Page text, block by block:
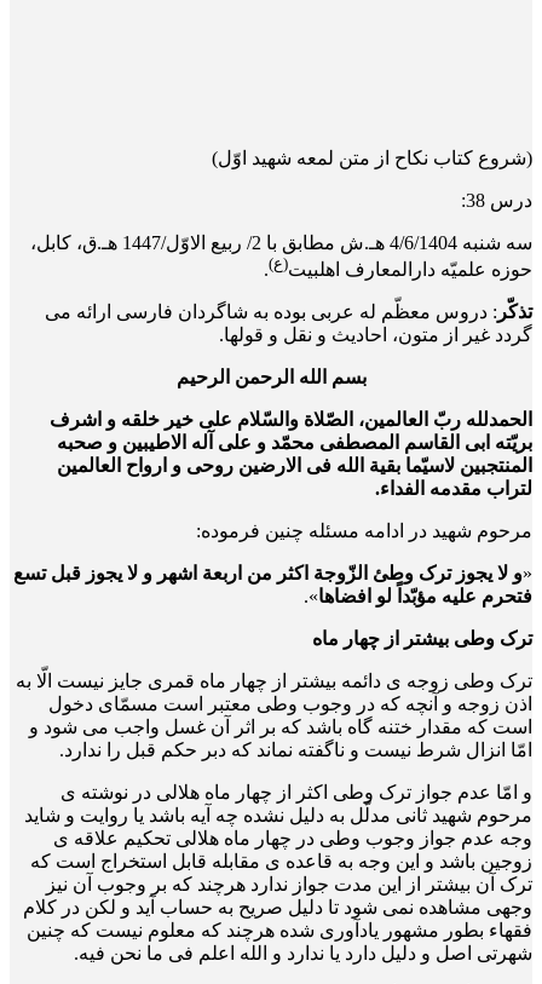
(شروع کتاب نکاح از متن لمعه شهید اوّل)
درس 38:
سه‌ شنبه 4/6/1404 هـ.ش مطابق با 2/ ربیع الاوّل/1447 هـ.ق، کابل،
حوزه علمیّه دارالمعارف اهلبیت(ع).
تذکّر : دروس معظّم له عربی بوده به شاگردان فارسی ارائه می
گردد غیر از متون، احادیث و نقل و قول­ها.
بسم الله الرحمن الرحیم
الحمدلله ربّ العالمین، الصّلاة والسّلام علی خیر خلقه و اشرف
بریّته ابی القاسم المصطفی محمّد و علی آله الاطیبین و صحبه
المنتجبین لاسیّما بقیة الله فی الارضین روحی و ارواح العالمین
لتراب مقدمه الفداء.
مرحوم شهید در ادامه مسئله چنین فرموده:
«و لا یجوز ترک وطئ الزّوجة اکثر من اربعة اشهر و لا یجوز قبل تسع
فتحرم علیه مؤبّداً لو افضاها».
ترک وطی بیشتر از چهار ماه
ترک وطی زوجه ی دائمه بیشتر از چهار ماه قمری جایز نیست الّا به
اذن زوجه و آنچه که در وجوب وطی معتبر است مسمّای دخول
است که مقدار ختنه گاه باشد که بر اثر آن غسل واجب می شود و
امّا انزال شرط نیست و ناگفته نماند که دبر حکم قبل را ندارد.
و امّا عدم جواز ترک وطی اکثر از چهار ماه هلالی در نوشته ی
مرحوم شهید ثانی مدلّل به دلیل نشده چه آیه باشد یا روایت و شاید
وجه عدم جواز وجوب وطی در چهار ماه هلالی تحکیم علاقه ی
زوجین باشد و این وجه به قاعده ی مقابله قابل استخراج است که
ترک آن بیشتر از این مدت جواز ندارد هرچند که بر وجوب آن نیز
وجهی مشاهده نمی شود تا دلیل صریح به حساب آید و لکن در کلام
فقهاء بطور مشهور یادآوری شده هرچند که معلوم نیست که چنین
شهرتی اصل و دلیل دارد یا ندارد و الله اعلم فی ما نحن فیه.